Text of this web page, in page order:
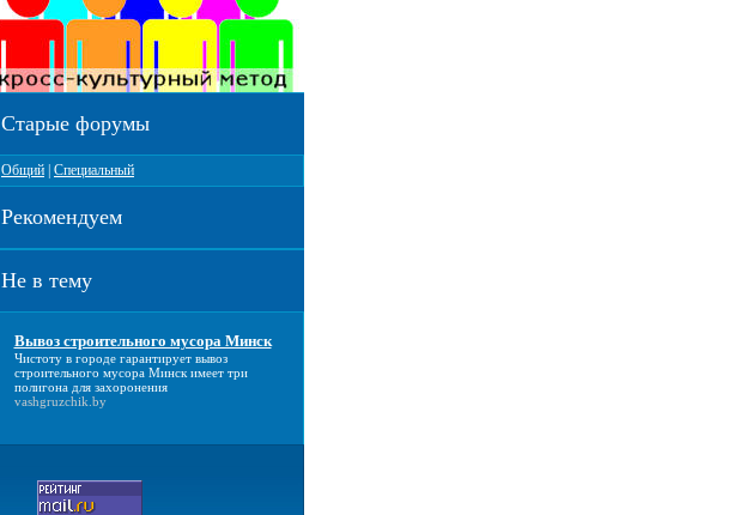
Старые форумы
Общий Специальный
Рекомендуем
Не в тему
Вывоз строительного мусора Минск
Чистоту в городе гарантирует вывоз
строительного мусора Минскимеет три
полигона для захоронения
vashgruzchik.by